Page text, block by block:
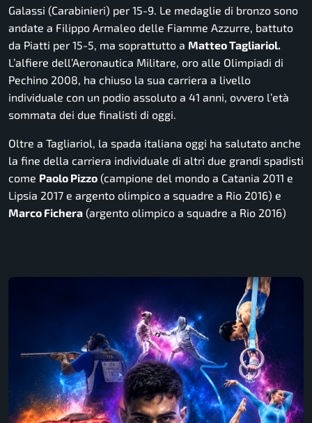
Galassi (Carabinieri) per 15-9. Le medaglie di bronzo sono
andate a Filippo Armaleo delle Fiamme Azzurre, battuto
da Piatti per 15-5, ma soprattutto a Matteo Tagliariol.
L’alfiere dell’Aeronautica Militare, oro alle Olimpiadi di
Pechino 2008, ha chiuso la sua carriera a livello
individuale con un podio assoluto a 41 anni, ovvero l’età
sommata dei due finalisti di oggi.
Oltre a Tagliariol, la spada italiana oggi ha salutato anche
la fine della carriera individuale di altri due grandi spadisti
come Paolo Pizzo (campione del mondo a Catania 2011 e
Lipsia 2017 e argento olimpico a squadre a Rio 2016) e
Marco Fichera (argento olimpico a squadre a Rio 2016)